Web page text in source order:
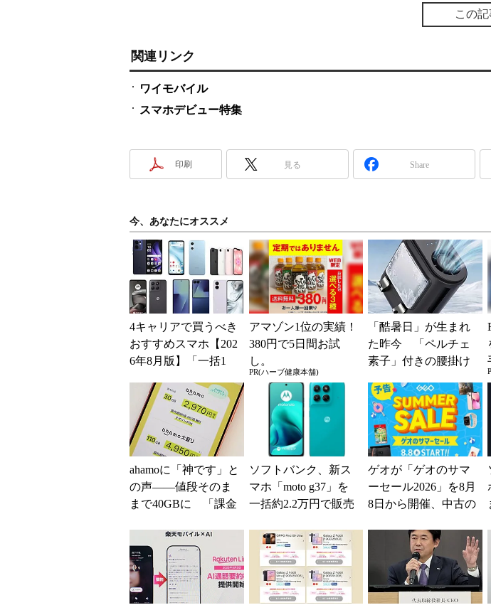
この
関連リンク
ワイモバイル
スマホデビュー特集
印刷 見る Share
今、あなたにオススメ
4キャリアで買うべき
おすすめスマホ【202
6年8月版】「一括1
得なiPhone／...
アマゾン1位の実績！
380円で5日間お試
し。
PR(ハーブ健康本舗)
「酷暑日」が生まれ
た昨今 「ペルチェ
素子」付きの腰掛け
る？
ahamoに「神です」と
の声――値段そのま
まで40GBに 「課金
た」と戸惑いも
ソフトバンク、新ス
マホ「moto g37」を
一括約2.2万円で販売
ゲオが「ゲオのサマ
ーセール2026」を8月
8日から開催、中古の